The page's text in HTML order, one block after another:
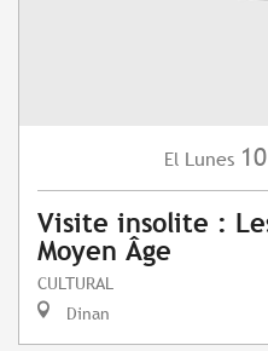
El Lunes 10
Visite insolite :
Moyen Âge
CULTURAL
Dinan